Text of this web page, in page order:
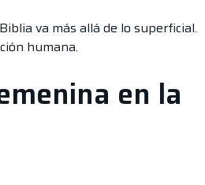
va más allá de lo superficial.
humana.
en la